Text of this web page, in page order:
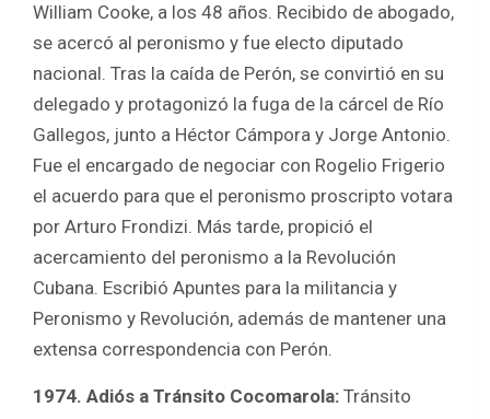
William Cooke, a los 48 años. Recibido de abogado,
se acercó al peronismo y fue electo diputado
nacional. Tras la caída de Perón, se convirtió en su
delegado y protagonizó la fuga de la cárcel de Río
Gallegos, junto a Héctor Cámpora y Jorge Antonio.
Fue el encargado de negociar con Rogelio Frigerio
el acuerdo para que el peronismo proscripto votara
por Arturo Frondizi. Más tarde, propició el
acercamiento del peronismo a la Revolución
Cubana. Escribió Apuntes para la militancia y
Peronismo y Revolución, además de mantener una
extensa correspondencia con Perón.
1974. Adiós a Tránsito Cocomarola: Tránsito